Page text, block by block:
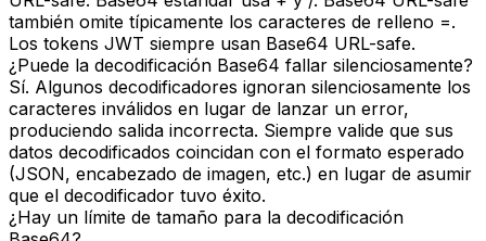
también omite típicamente los caracteres de relleno =.
Los tokens JWT siempre usan Base64 URL-safe.
¿Puede la decodificación Base64 fallar silenciosamente?
Sí. Algunos decodificadores ignoran silenciosamente los
caracteres inválidos en lugar de lanzar un error,
produciendo salida incorrecta. Siempre valide que sus
datos decodificados coincidan con el formato esperado
(JSON, encabezado de imagen, etc.) en lugar de asumir
que el decodificador tuvo éxito.
¿Hay un límite de tamaño para la decodificación